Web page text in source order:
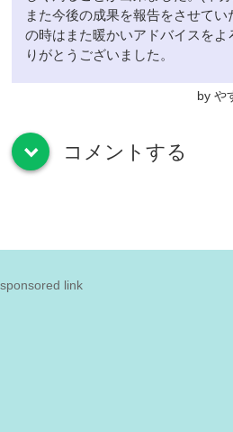
また今後の成果を報告をさせて
の時はまた暖かいアドバイスを
りがとうございました。
by や
down コメントする
sponsored link